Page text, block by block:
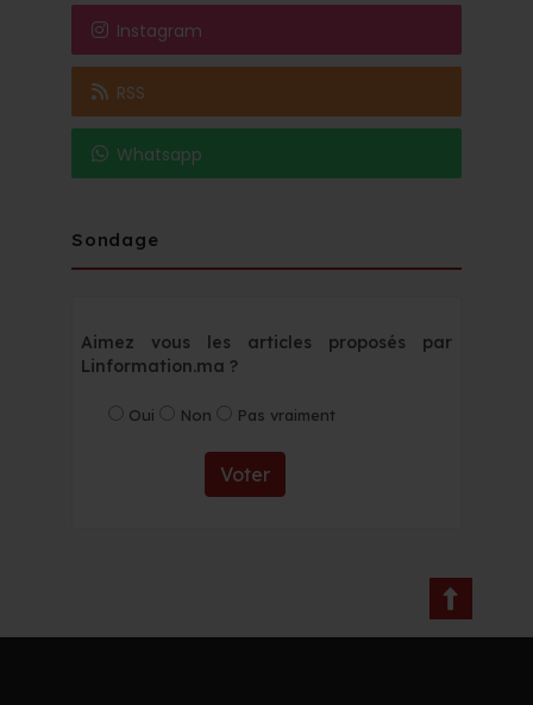
Instagram
RSS
Whatsapp
Sondage
Aimez vous les articles proposés par
Linformation.ma ?
Oui Non Pas vraiment
Voter